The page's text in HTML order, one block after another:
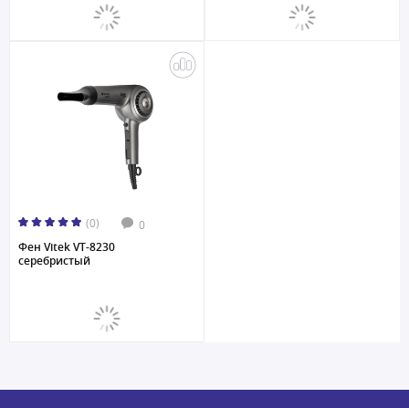
(0) 0
Фен Vitek VT-8230
серебристый